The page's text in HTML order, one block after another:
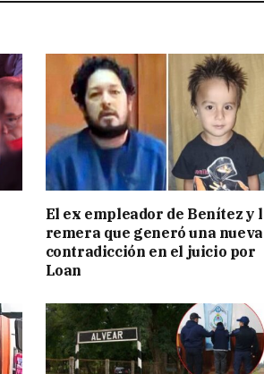
El ex empleador de Benítez y
remera que generó una nueva
contradicción en el juicio por
Loan